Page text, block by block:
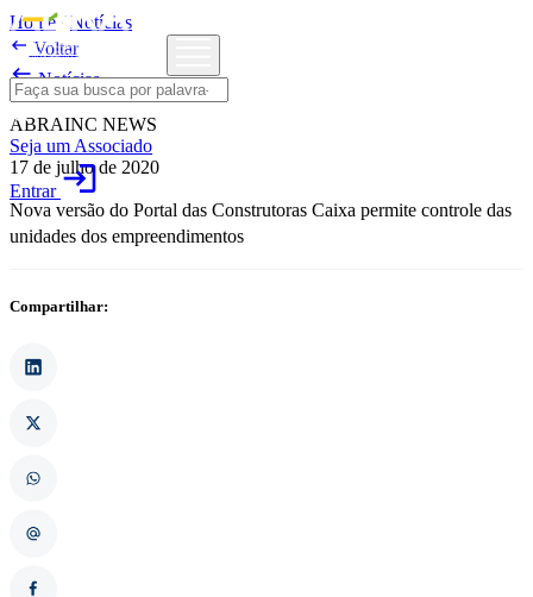
Seja um Associado
Entrarlogin
Home/Notícias
 Voltar
Notícias
ABRAINC NEWS
17 de julho de 2020
Nova versão do Portal das Construtoras Caixa permite controle das
unidades dos empreendimentos
Compartilhar: